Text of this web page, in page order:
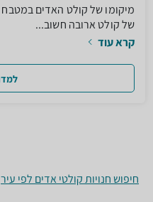
מיקומו של קולט האדים
של קולט ארובה חשוב...
קרא עוד
חיפוש חנויות קולטי אדים לפי עיר